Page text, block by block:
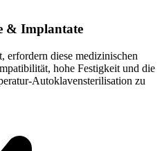
& Implantate
erfordern diese medizinischen
hohe Festigkeit und die
Autoklavensterilisation zu